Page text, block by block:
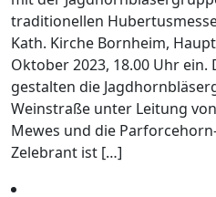
traditionellen
Kath. Kirche Bornheim,
Oktober 2023, 18.00 Uhr ein.
gestalten die
Weinstraße unter Leitung
Mewes und die
Zelebrant ist […]